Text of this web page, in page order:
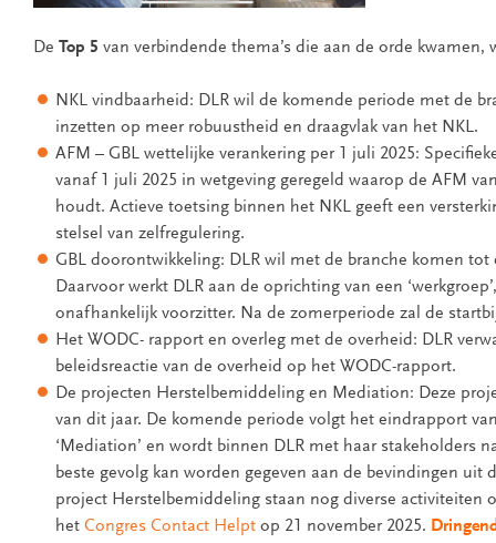
De Top 5 van verbindende thema’s die aan de orde kwamen,
NKL vindbaarheid: DLR wil de komende periode met de
inzetten op meer robuustheid en draagvlak van het NKL.
AFM – GBL wettelijke verankering per 1 juli 2025:
vanaf 1 juli 2025 in wetgeving geregeld waarop de AFM
houdt. Actieve toetsing binnen het NKL geeft een
stelsel van zelfregulering.
GBL doorontwikkeling: DLR wil met de branche komen tot
Daarvoor werkt DLR aan de oprichting van een
onafhankelijk voorzitter. Na de zomerperiode zal de
Het WODC- rapport en overleg met de overheid: DLR
beleidsreactie van de overheid op het WODC-rapport.
De projecten Herstelbemiddeling en Mediation: Deze
van dit jaar. De komende periode volgt het eindrapport
‘Mediation’ en wordt binnen DLR met haar stakeholders
beste gevolg kan worden gegeven aan de bevindingen uit
project Herstelbemiddeling staan nog diverse activiteiten
het Congres Contact Helpt op 21 november 2025.